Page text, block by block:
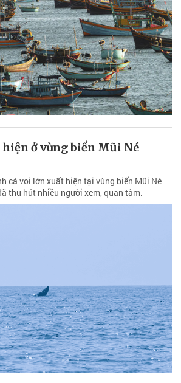
hiện ở vùng biển Mũi Né
cá voi lớn xuất hiện tại vùng biển Mũi Né
thu hút nhiều người xem, quan tâm.